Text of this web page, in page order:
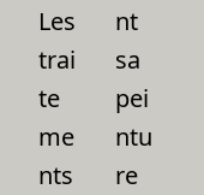
Les
trai
te
me
nts
nt
sa
pei
ntu
re